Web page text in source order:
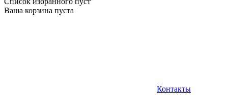
Ваша корзина пуста
Контакты